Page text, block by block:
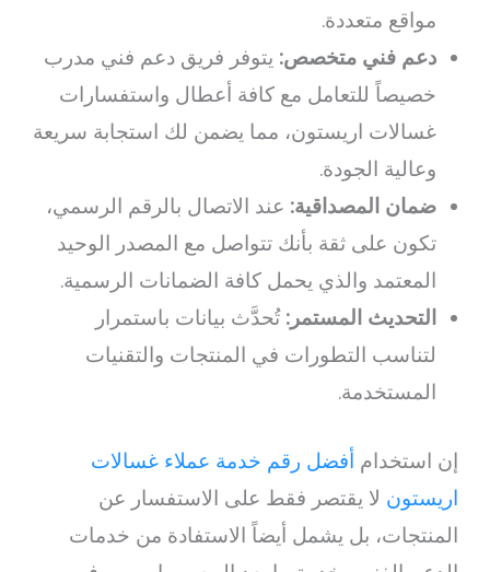
مواقع متعددة.
دعم فني متخصص: يتوفر فريق دعم فني مدرب
خصيصاً للتعامل مع كافة أعطال واستفسارات
غسالات اريستون، مما يضمن لك استجابة سريعة
وعالية الجودة.
ضمان المصداقية: عند الاتصال بالرقم الرسمي،
تكون على ثقة بأنك تتواصل مع المصدر الوحيد
المعتمد والذي يحمل كافة الضمانات الرسمية.
التحديث المستمر: تُحدَّث بيانات باستمرار
لتناسب التطورات في المنتجات والتقنيات
المستخدمة.
إن استخدام أفضل رقم خدمة عملاء غسالات
اريستون لا يقتصر فقط على الاستفسار عن
المنتجات، بل يشمل أيضاً الاستفادة من خدمات